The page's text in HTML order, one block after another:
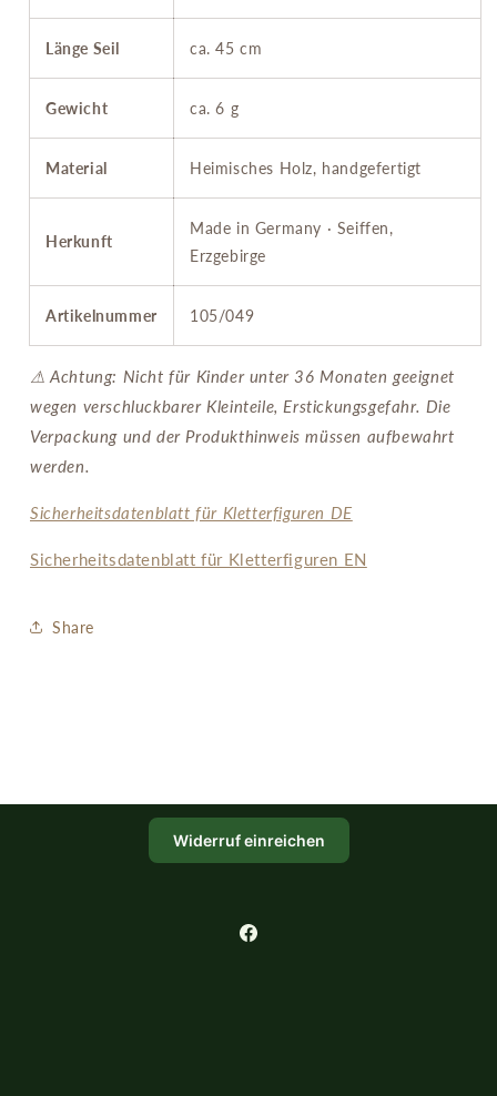
Länge Seil ca. 45 cm
Gewicht ca. 6 g
Material Heimisches Holz, handgefertigt
Herkunft
Made in Germany · Seiffen,
Erzgebirge
Artikelnummer 105/049
⚠ Achtung: Nicht für Kinder unter 36 Monaten geeignet
wegen verschluckbarer Kleinteile, Erstickungsgefahr. Die
Verpackung und der Produkthinweis müssen aufbewahrt
werden.
Sicherheitsdatenblatt für Kletterfiguren DE
Sicherheitsdatenblatt für Kletterfiguren EN
Share
Widerruf einreichen
Facebook